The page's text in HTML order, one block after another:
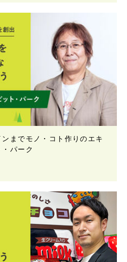
までモノ・コト作りのエキ
パーク